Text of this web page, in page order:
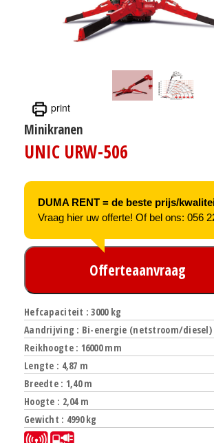
print
Minikranen
UNIC URW-506
DUMA RENT = de beste prijs/
Vraag hier uw offerte! Of bel ons: 056
Offerteaanvraag
Hefcapaciteit : 3000 kg
Aandrijving : Bi-energie (netstroom/diesel)
Reikhoogte : 16000 mm
Lengte : 4,87 m
Breedte : 1,40 m
Hoogte : 2,04 m
Gewicht : 4990 kg